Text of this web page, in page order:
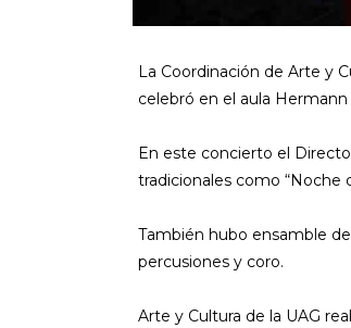
La Coordinación de Arte y
celebró en el aula
En este concierto el
tradicionales como “Noche
También hubo ensamble
percusiones y coro.
Arte y Cultura de la UAG